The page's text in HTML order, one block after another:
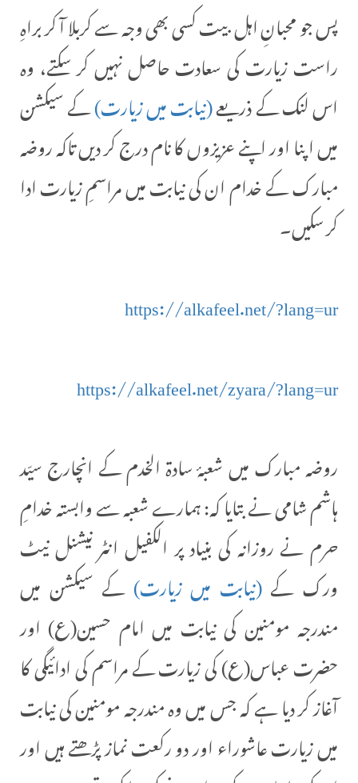
پس جو محبانِ اہل بیت کسی بھی وجہ سے کربلا آ کر براہِ
راست زیارت کی سعادت حاصل نہیں کر سکتے، وہ
اس لنک کے ذریعے(نیابت میں زیارت)کے سیکشن
میں اپنا اور اپنے عزیزوں کا نام درج کر دیں تاکہ روضہ
مبارک کے خدام ان کی نیابت میں مراسمِ زیارت ادا
کر سکیں۔
https://alkafeel.net/?lang=ur
https://alkafeel.net/zyara/?lang=ur
روضہ مبارک میں شعبۂ سادۃ الخدم کے انچارج سیّد
ہاشم شامی نے بتایا کہ: ہمارے شعبہ سے وابستہ خدامِ
حرم نے روزانہ کی بنیاد پر الکفیل انٹر نیشنل نیٹ
ورک کے(نیابت میں زیارت) کے سیکشن میں
مندرجہ مومنین کی نیابت میں امام حسین(ع) اور
حضرت عباس(ع) کی زیارت کے مراسم کی ادائیگی کا
آغاز کر دیا ہے کہ جس میں وہ مندرجہ مومنین کی نیابت
میں زیارت عاشوراء اور دو رکعت نماز پڑھتے ہیں اور